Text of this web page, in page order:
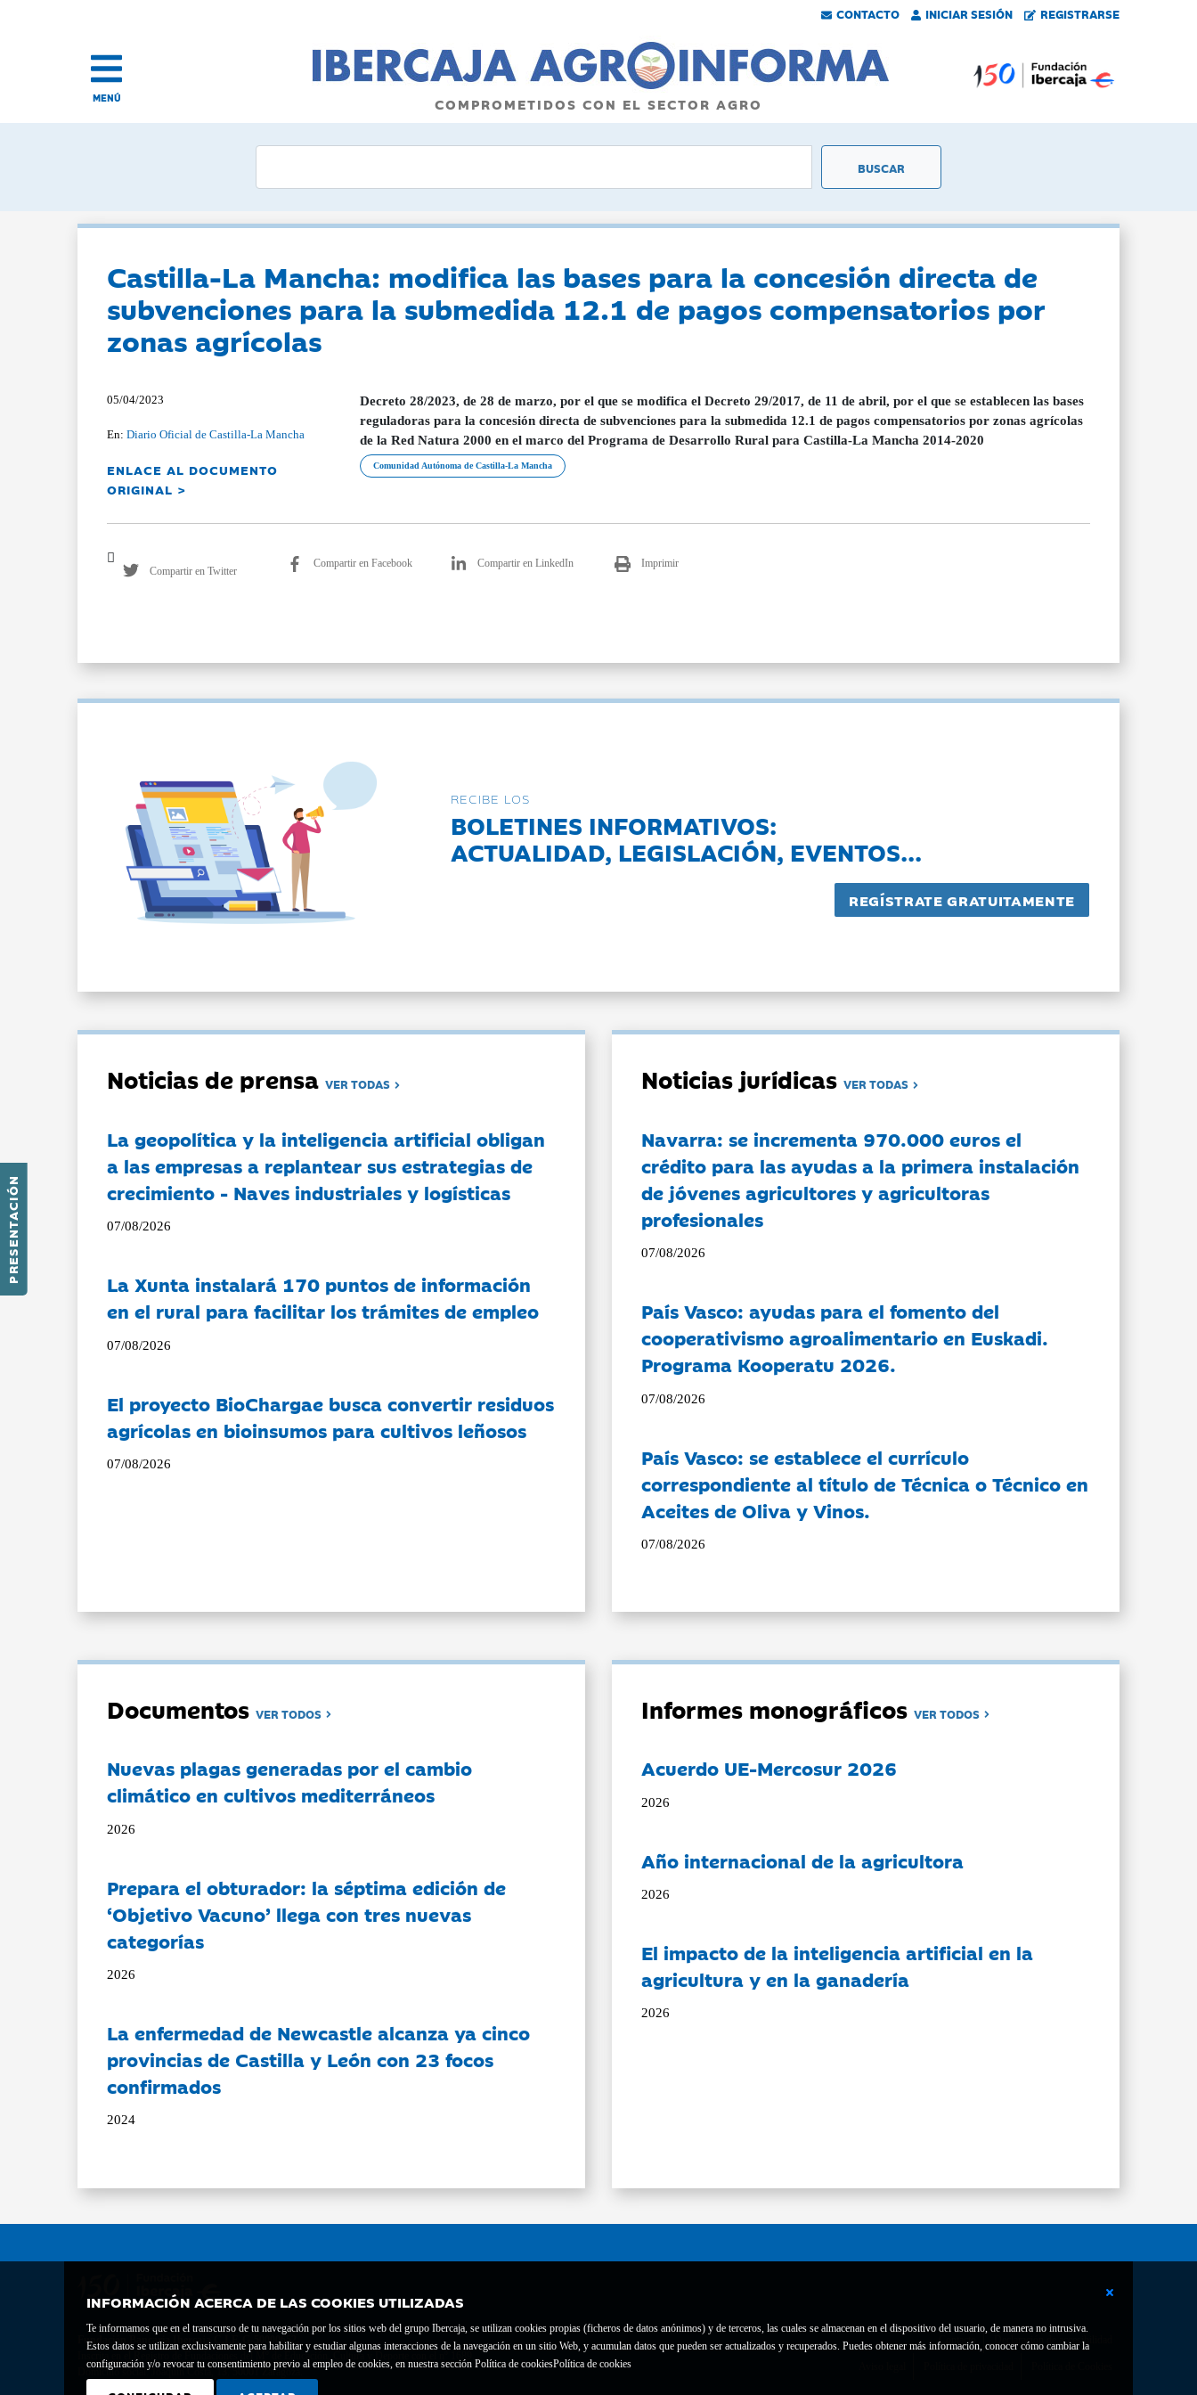
CONTACTO INICIAR SESIÓN REGISTRARSE
PRESENTACIÓN
MENÚ COMPROMETIDOS CON EL SECTOR AGRO
INFORMACIÓN ACERCA DE LAS COOKIES UTILIZADAS
Te informamos que en el transcurso de tu navegación por los sitios web del grupo Ibercaja, se utilizan cookies propias (ficheros de datos anónimos) y de terceros, las cuales se almacenan en el dispositivo del usuario, de manera no intrusiva.
Estos datos se utilizan exclusivamente para habilitar y estudiar algunas interacciones de la navegación en un sitio Web, y acumulan datos que pueden ser actualizados y recuperados. Puedes obtener más información, conocer cómo cambiar la
configuración y/o revocar tu consentimiento previo al empleo de cookies, en nuestra sección Política de cookiesPolítica de cookies
Castilla-La Mancha: modifica las bases para la concesión directa de
subvenciones para la submedida 12.1 de pagos compensatorios por
zonas agrícolas
05/04/2023
En:Diario Oficial de Castilla-La Mancha
ENLACE AL DOCUMENTO
ORIGINAL >
Decreto 28/2023, de 28 de marzo, por el que se modifica el Decreto 29/2017, de 11 de abril, por el que se establecen las bases
reguladoras para la concesión directa de subvenciones para la submedida 12.1 de pagos compensatorios por zonas agrícolas
de la Red Natura 2000 en el marco del Programa de Desarrollo Rural para Castilla-La Mancha 2014-2020
Comunidad Autónoma de Castilla-La Mancha
Compartir en Twitter
Compartir en Facebook Compartir en LinkedIn Imprimir
RECIBE LOS
BOLETINES INFORMATIVOS:
ACTUALIDAD, LEGISLACIÓN, EVENTOS...
Noticias de prensaVER TODAS
La geopolítica y la inteligencia artificial obligan
a las empresas a replantear sus estrategias de
crecimiento - Naves industriales y logísticas
07/08/2026
La Xunta instalará 170 puntos de información
en el rural para facilitar los trámites de empleo
07/08/2026
El proyecto BioChargae busca convertir residuos
agrícolas en bioinsumos para cultivos leñosos
07/08/2026
Noticias jurídicasVER TODAS
Navarra: se incrementa 970.000 euros el
crédito para las ayudas a la primera instalación
de jóvenes agricultores y agricultoras
profesionales
07/08/2026
País Vasco: ayudas para el fomento del
cooperativismo agroalimentario en Euskadi.
Programa Kooperatu 2026.
07/08/2026
País Vasco: se establece el currículo
correspondiente al título de Técnica o Técnico en
Aceites de Oliva y Vinos.
07/08/2026
DocumentosVER TODOS
Nuevas plagas generadas por el cambio
climático en cultivos mediterráneos
2026
Prepara el obturador: la séptima edición de
‘Objetivo Vacuno’ llega con tres nuevas
categorías
2026
La enfermedad de Newcastle alcanza ya cinco
provincias de Castilla y León con 23 focos
confirmados
2024
Informes monográficosVER TODOS
Acuerdo UE-Mercosur 2026
2026
Año internacional de la agricultora
2026
El impacto de la inteligencia artificial en la
agricultura y en la ganadería
2026
Fundación Bancaria Ibercaja C.I.F. G-50000652.
Inscrita en el Registro de Fundaciones del Mº de Educación, Cultura y Deporte con el nº 1689.
Domicilio social: Joaquín Costa, 13. 50001 Zaragoza.
Contacto Declaración de accesibilidad